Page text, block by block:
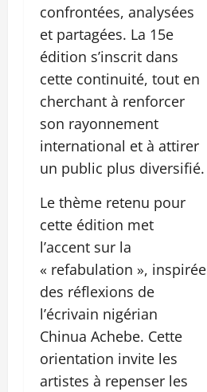
confrontées, analysées
et partagées. La 15e
édition s’inscrit dans
cette continuité, tout en
cherchant à renforcer
son rayonnement
international et à attirer
un public plus diversifié.
Le thème retenu pour
cette édition met
l’accent sur la
« refabulation », inspirée
des réflexions de
l’écrivain nigérian
Chinua Achebe. Cette
orientation invite les
artistes à repenser les